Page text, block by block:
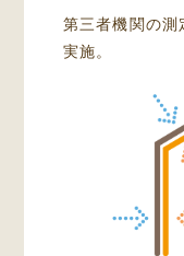
第三者機関の測
実施。